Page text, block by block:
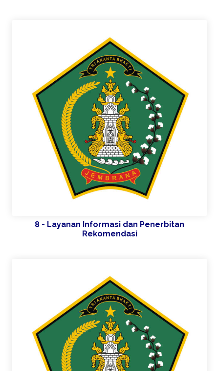
8 - Layanan Informasi dan Penerbitan
Rekomendasi